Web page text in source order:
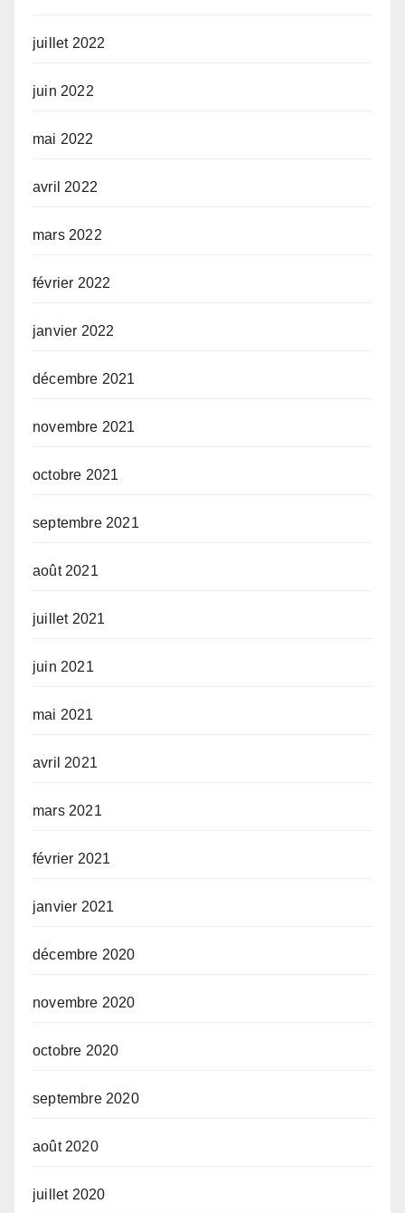
juillet 2022
juin 2022
mai 2022
avril 2022
mars 2022
février 2022
janvier 2022
décembre 2021
novembre 2021
octobre 2021
septembre 2021
août 2021
juillet 2021
juin 2021
mai 2021
avril 2021
mars 2021
février 2021
janvier 2021
décembre 2020
novembre 2020
octobre 2020
septembre 2020
août 2020
juillet 2020